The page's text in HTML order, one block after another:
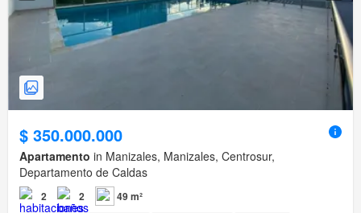
$ 350.000.000
Apartamento in Manizales, Manizales, Centrosur,
Departamento de Caldas
2 2 49 m²